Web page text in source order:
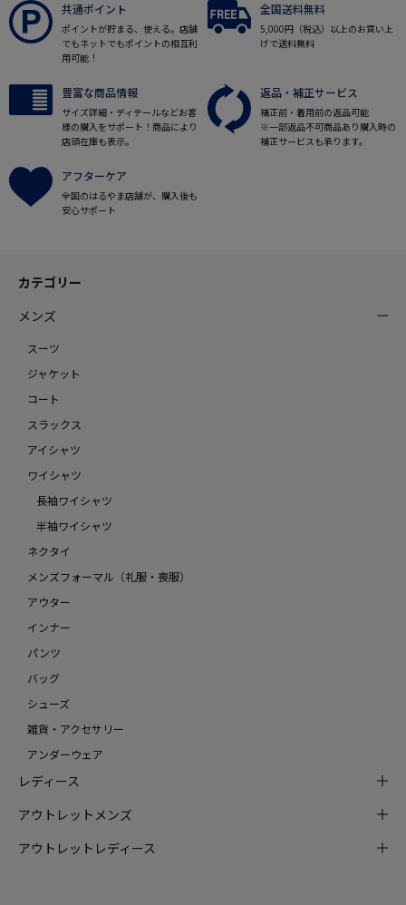
共通ポイント
ポイントが貯まる、使える。店舗
でもネットでもポイントの相互利
用可能！
全国送料無料
5,000円（税込）以上のお買い上
げで送料無料
豊富な商品情報
サイズ詳細・ディテールなどお客
様の購入をサポート！商品により
店頭在庫も表示。
返品・補正サービス
補正前・着用前の返品可能
※一部返品不可商品あり購入時の
補正サービスも承ります。
アフターケア
全国のはるやま店舗が、購入後も
安心サポート
カテゴリー
メンズ
スーツ
ジャケット
コート
スラックス
アイシャツ
ワイシャツ
長袖ワイシャツ
半袖ワイシャツ
ネクタイ
メンズフォーマル（礼服・喪服）
アウター
インナー
パンツ
バッグ
シューズ
雑貨・アクセサリー
アンダーウェア
レディース
アウトレットメンズ
アウトレットレディース